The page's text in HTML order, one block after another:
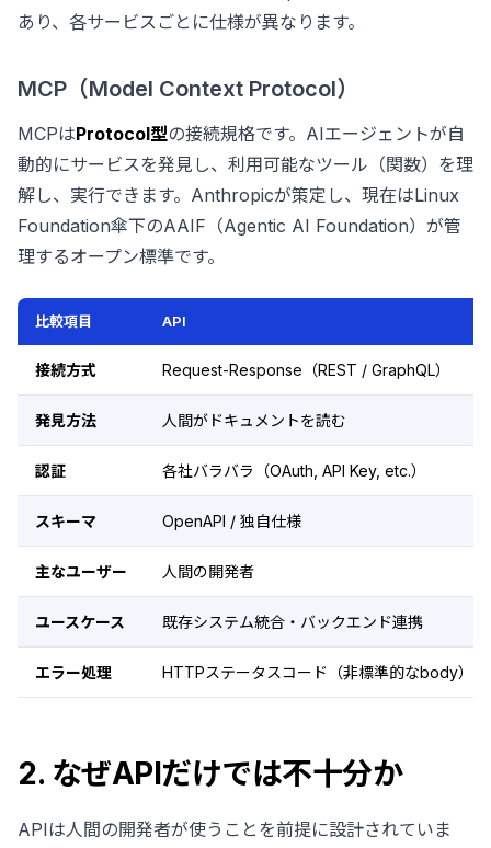
あり、各サービスごとに仕様が異なります。
MCP（Model Context Protocol）
MCPはProtocol型の接続規格です。AIエージェントが自
動的にサービスを発見し、利用可能なツール（関数）を理
解し、実行できます。Anthropicが策定し、現在はLinux
Foundation傘下のAAIF（Agentic AI Foundation）が管
理するオープン標準です。
比較項目 API
接続方式 Request-Response（REST / GraphQL）
発見方法 人間がドキュメントを読む
認証 各社バラバラ（OAuth, API Key, etc.）
スキーマ OpenAPI / 独自仕様
主なユーザー 人間の開発者
ユースケース 既存システム統合・バックエンド連携
エラー処理 HTTPステータスコード（非標準的なbody）
2. なぜAPIだけでは不十分か
APIは人間の開発者が使うことを前提に設計されていま